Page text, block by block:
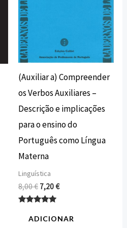
(Auxiliar a) Compreender
os Verbos Auxiliares –
Descrição e implicações
para o ensino do
Português como Língua
Materna
Linguística
8,00€ 7,20€
5.00
de 5
ADICIONAR